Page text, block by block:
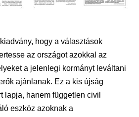
hogy a választások
az országot azokkal az
a jelenlegi kormányt leváltani
ajánlanak. Ez a kis újság
lapja, hanem független civil
eszköz azoknak a